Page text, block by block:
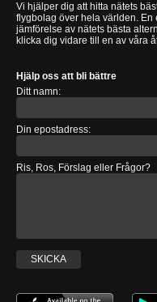
Vi hjälper dig att hitta nätets
flygbolag över hela världen.
jämförelse av nätets bästa
klicka dig vidare till en av våra
Hjälp oss att bli bättre
Ditt namn:
Din epostadress:
Ris, Ros, Förslag eller Frågor?
SKICKA